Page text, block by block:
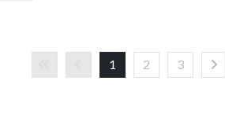
1 2 3